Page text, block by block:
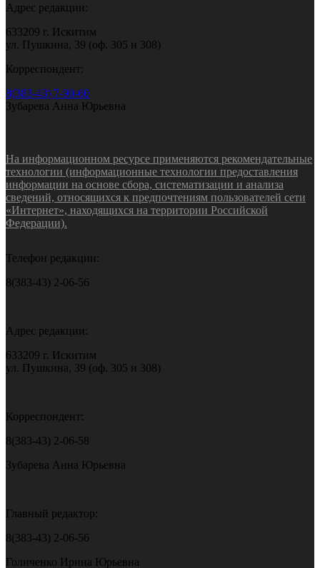
Адрес редакции:
633209 г. Искитим
ул. Пушкина, 39 (оф. 305 и 308)
Корреспондент:
8(383-43) 7-90-60
Зубарева Анна Юрьевна
На информационном ресурсе применяются рекомендательные
технологии (информационные технологии предоставления
информации на основе сбора, систематизации и анализа
сведений, относящихся к предпочтениям пользователей сети
«Интернет», находящихся на территории Российской
Федерации).
Телефон редакции:
8(383-43) 2-06-56
Адрес редакции:
633209 г. Искитим
ул. Пушкина, 39 (оф. 305 и 308)
Корреспондент:
8(383-43) 2-06-58
Зубарева Анна Юрьевна
Главный редактор:
8(383-43) 2-06-56
Голиченко Ирина Юрьевна